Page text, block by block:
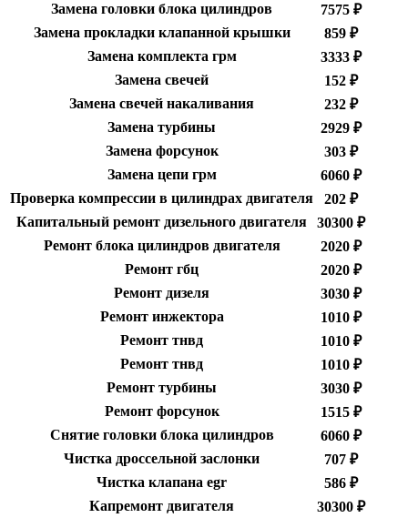
Замена головки блока цилиндров
7575 ₽
Замена прокладки клапанной крышки
859 ₽
Замена комплекта грм
3333 ₽
Замена свечей
152 ₽
Замена свечей накаливания
232 ₽
Замена турбины
2929 ₽
Замена форсунок
303 ₽
Замена цепи грм
6060 ₽
Проверка компрессии в цилиндрах двигателя
202 ₽
Капитальный ремонт дизельного двигателя
30300 ₽
Ремонт блока цилиндров двигателя
2020 ₽
Ремонт гбц
2020 ₽
Ремонт дизеля
3030 ₽
Ремонт инжектора
1010 ₽
Ремонт тнвд
1010 ₽
Ремонт тнвд
1010 ₽
Ремонт турбины
3030 ₽
Ремонт форсунок
1515 ₽
Снятие головки блока цилиндров
6060 ₽
Чистка дроссельной заслонки
707 ₽
Чистка клапана egr
586 ₽
Капремонт двигателя
30300 ₽